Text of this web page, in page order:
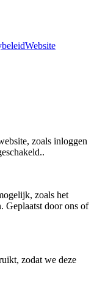
Website
zoals inloggen
zoals het
Geplaatst door ons of
zodat we deze